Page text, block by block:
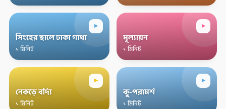
▸
সিংহের ছালে ঢাকা গাধা
১ মিনিট
▸
মূল্যায়ন
১ মিনিট
▸
নেকড়ে বদ্যি
১ মিনিট
▸
কু-পরামর্শ
১ মিনিট